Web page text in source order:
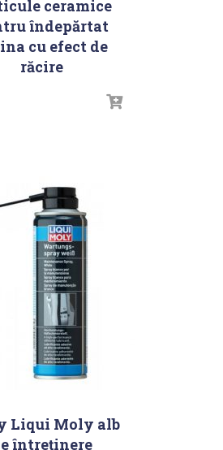
ceramice
îndepărtat
cu efect de
răcire
Liqui Moly alb
întreţinere